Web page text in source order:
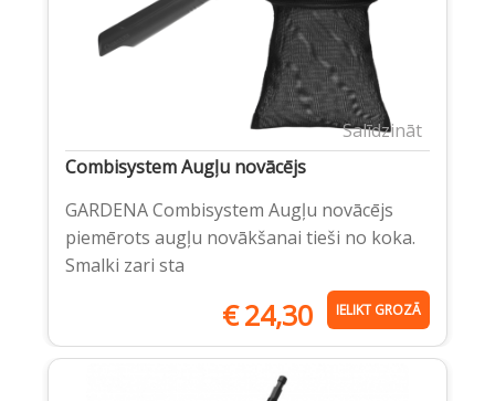
Salīdzināt
Combisystem Augļu novācējs
GARDENA Combisystem Augļu novācējs
piemērots augļu novākšanai tieši no koka.
Smalki zari sta
€24,30 IELIKT GROZĀ